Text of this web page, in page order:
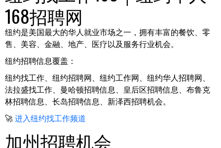
168招聘网
纽约是美国最大的华人就业市场之一，拥有丰富的餐饮、零
售、美容、金融、地产、医疗以及服务行业机会。
纽约招聘信息覆盖：
纽约找工作、纽约招聘网、纽约工作网、纽约华人招聘网、
法拉盛找工作、曼哈顿招聘信息、皇后区招聘信息、布鲁克
林招聘信息、长岛招聘信息、新泽西招聘机会。
🚀 进入纽约找工作频道
加州招聘机会